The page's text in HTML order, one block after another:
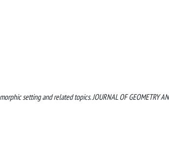
setting and related topics. JOURNAL OF GEOMETRY